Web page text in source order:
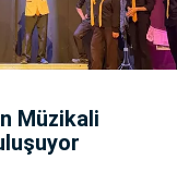
Müzikali